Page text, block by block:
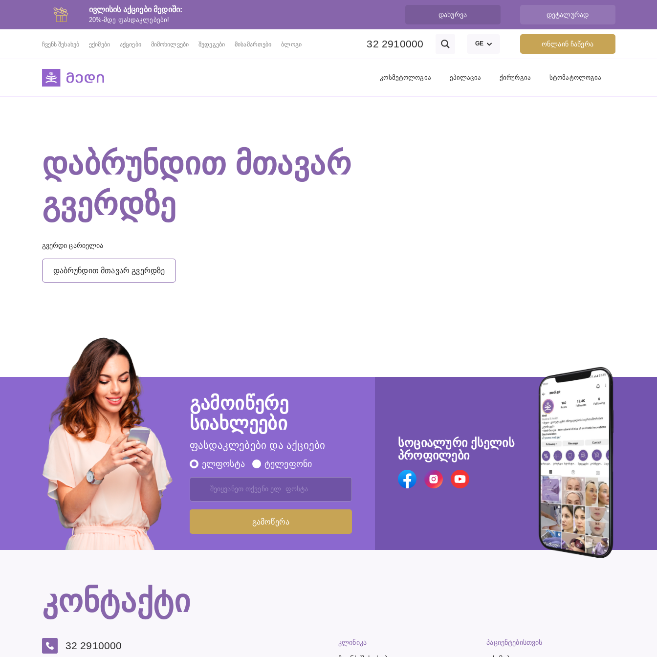
ივლისის აქციები მედიში:
20%-მდე ფასდაკლებები!
დახურვა დეტალურად
ჩვენს შესახებ ექიმები აქციები მიმოხილვები შედეგები მისამართები ბლოგი 32 2910000 GE ონლაინ ჩაწერა
კოსმეტოლოგია ეპილაცია ქირურგია სტომატოლოგია
ᲓᲐᲑᲠᲣᲜᲓᲘᲗ ᲛᲗᲐᲕᲐᲠ
ᲒᲕᲔᲠᲓᲖᲔ
გვერდი ცარიელია
დაბრუნდით მთავარ გვერდზე
გამოიწერე
სიახლეები
ფასდაკლებები და აქციები
ელფოსტა ტელეფონი
სოციალური ქსელის
პროფილები
კონტაქტი
32 2910000 ᲙᲚᲘᲜᲘᲙᲐ ᲞᲐᲪᲘᲔᲜᲢᲔᲑᲘᲡᲗᲕᲘᲡ